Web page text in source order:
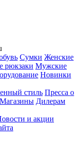
Сумки Женские
рюкзаки Мужские
Новинки
стиль Пресса о
Магазины Дилерам
и акции